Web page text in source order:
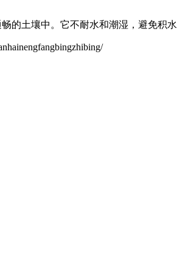
的土壤中。它不耐水和潮湿，避免积水